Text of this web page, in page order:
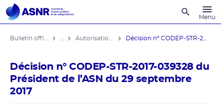
Menu
Décision n° CODEP-STR-2017-039328 du
Président de l’ASN du 29 septembre
2017